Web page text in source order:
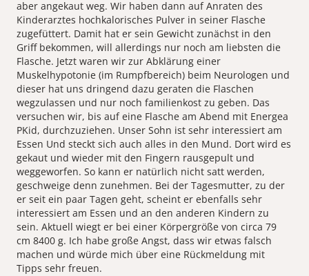
aber angekaut weg. Wir haben dann auf Anraten des
Kinderarztes hochkalorisches Pulver in seiner Flasche
zugefüttert. Damit hat er sein Gewicht zunächst in den
Griff bekommen, will allerdings nur noch am liebsten die
Flasche. Jetzt waren wir zur Abklärung einer
Muskelhypotonie (im Rumpfbereich) beim Neurologen und
dieser hat uns dringend dazu geraten die Flaschen
wegzulassen und nur noch familienkost zu geben. Das
versuchen wir, bis auf eine Flasche am Abend mit Energea
PKid, durchzuziehen. Unser Sohn ist sehr interessiert am
Essen Und steckt sich auch alles in den Mund. Dort wird es
gekaut und wieder mit den Fingern rausgepult und
weggeworfen. So kann er natürlich nicht satt werden,
geschweige denn zunehmen. Bei der Tagesmutter, zu der
er seit ein paar Tagen geht, scheint er ebenfalls sehr
interessiert am Essen und an den anderen Kindern zu
sein. Aktuell wiegt er bei einer Körpergröße von circa 79
cm 8400 g. Ich habe große Angst, dass wir etwas falsch
machen und würde mich über eine Rückmeldung mit
Tipps sehr freuen.